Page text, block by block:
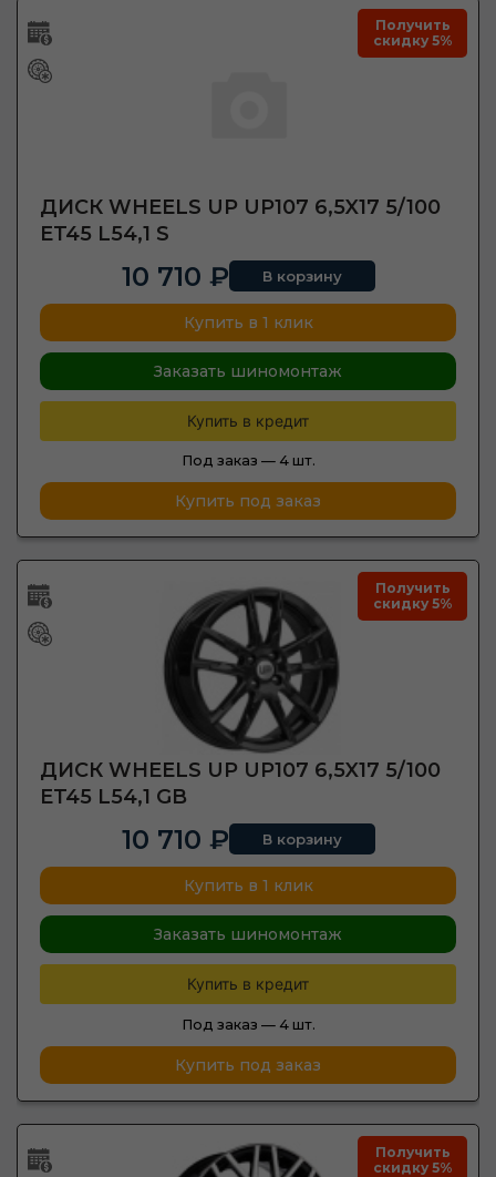
Получить
скидку 5%
ДИСК WHEELS UP UP107 6,5X17 5/100
ET45 L54,1 S
10 710 ₽ В корзину
Купить в 1 клик
Заказать шиномонтаж
Купить в кредит
Под заказ — 4 шт.
Купить под заказ
Получить
скидку 5%
ДИСК WHEELS UP UP107 6,5X17 5/100
ET45 L54,1 GB
10 710 ₽ В корзину
Купить в 1 клик
Заказать шиномонтаж
Купить в кредит
Под заказ — 4 шт.
Купить под заказ
Получить
скидку 5%